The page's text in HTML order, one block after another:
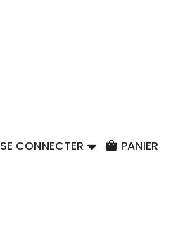
SE CONNECTER PANIER